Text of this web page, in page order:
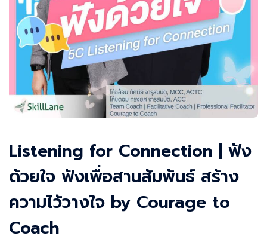
Listening for Connection | ฟัง
ด้วยใจ ฟังเพื่อสานสัมพันธ์ สร้าง
ความไว้วางใจ by Courage to
Coach